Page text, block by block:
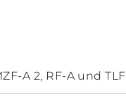
A 2, RF-A und